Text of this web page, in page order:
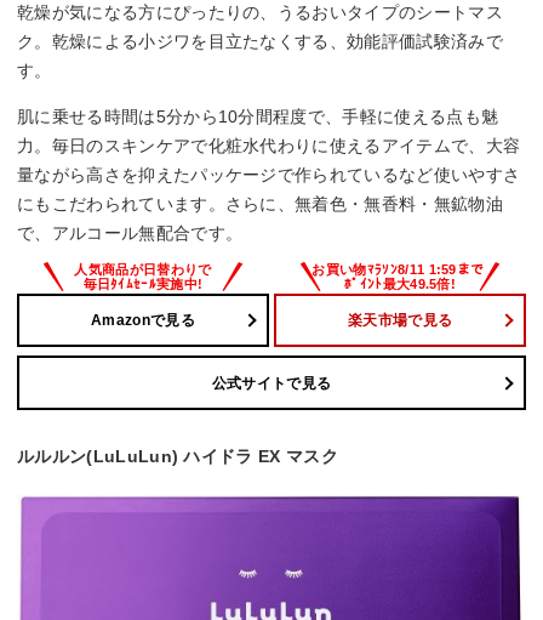
乾燥が気になる方にぴったりの、うるおいタイプのシートマス
ク。乾燥による小ジワを目立たなくする、効能評価試験済みで
す。
肌に乗せる時間は5分から10分間程度で、手軽に使える点も魅
力。毎日のスキンケアで化粧水代わりに使えるアイテムで、大容
量ながら高さを抑えたパッケージで作られているなど使いやすさ
にもこだわられています。さらに、無着色・無香料・無鉱物油
で、アルコール無配合です。
Amazonで見る 楽天市場で見る
公式サイトで見る
ルルルン(LuLuLun) ハイドラ EX マスク